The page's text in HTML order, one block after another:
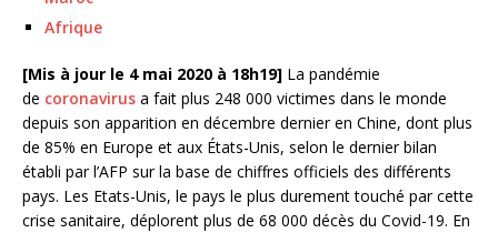
Afrique
[Mis à jour le 4 mai 2020 à 18h19] La pandémie
de coronavirus a fait plus 248 000 victimes dans le monde
depuis son apparition en décembre dernier en Chine, dont plus
de 85% en Europe et aux États-Unis, selon le dernier bilan
établi par l’AFP sur la base de chiffres officiels des différents
pays. Les Etats-Unis, le pays le plus durement touché par cette
crise sanitaire, déplorent plus de 68 000 décès du Covid-19. En